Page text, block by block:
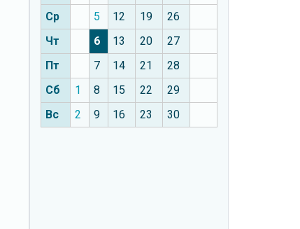
Ср
5 12 19
26
Чт
6 13 20
27
Пт
7 14 21
28
Сб
1 8 15 22
29
Вс
2 9 16 23 30